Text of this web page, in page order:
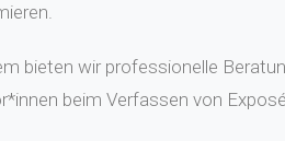
bieten wir professionelle
beim Verfassen von